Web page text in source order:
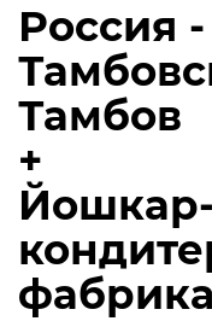
Россия
Тамбов
+
фабрика